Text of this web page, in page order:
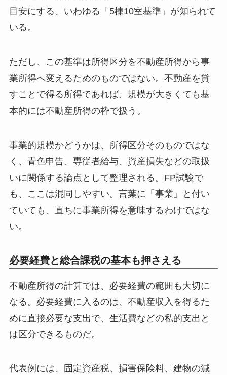
目安にする、いわゆる「5棟10室基準」が知られて
いる。
ただし、この基準は所得区分を不動産所得から事
業所得へ変えるためのものではない。不動産を貸
すことで得る所得であれば、規模が大きくても基
本的には不動産所得の枠で扱う。
事業的規模かどうかは、所得区分そのものではな
く、青色申告、専従者給与、資産損失などの取扱
いに関係する論点として整理される。FP試験で
も、ここは混同しやすい。言葉に「事業」と付い
ていても、直ちに事業所得を意味するわけではな
い。
必要経費と総合課税の基本も押さえる
不動産所得の計算では、必要経費の範囲も大切に
なる。必要経費に入るのは、不動産収入を得るた
めに直接必要な支出で、生活費などの私的支出と
は区分できるものだ。
代表例には、固定資産税、損害保険料、建物の減